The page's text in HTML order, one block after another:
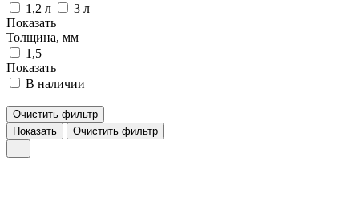
1,2 л
3 л
Показать
Толщина, мм
1,5
Показать
В наличии
Очистить фильтр
Показать
Очистить фильтр